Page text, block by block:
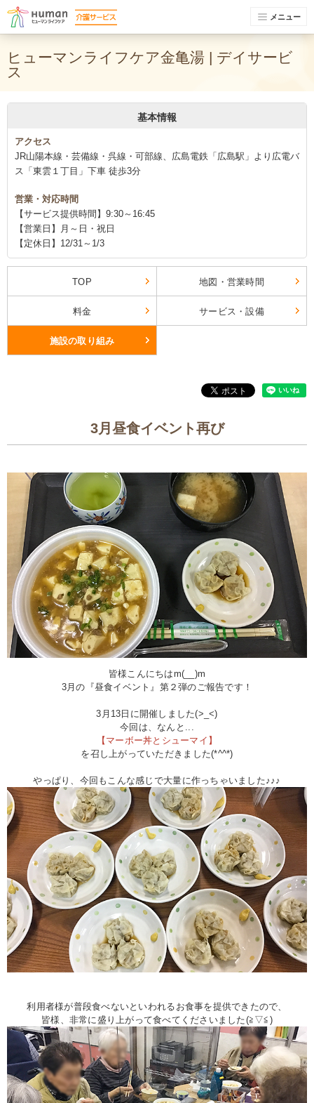
メニュー
ヒューマンライフケア金亀湯 | デイサービ
ス
基本情報
アクセス
JR山陽本線・芸備線・呉線・可部線、広島電鉄「広島駅」より広電バ
ス「東雲１丁目」下車 徒歩3分
営業・対応時間
【サービス提供時間】9:30～16:45
【営業日】月～日・祝日
【定休日】12/31～1/3
TOP 地図・営業時間
料金 サービス・設備
施設の取り組み
3月昼食イベント再び
皆様こんにちはm(__)m
3月の『昼食イベント』第２弾のご報告です！
3月13日に開催しました(>_<)
今回は、なんと...
【マーボー丼とシューマイ】
を召し上がっていただきました(*^^*)
やっぱり、今回もこんな感じで大量に作っちゃいました♪♪♪
利用者様が普段食べないといわれるお食事を提供できたので、
皆様、非常に盛り上がって食べてくださいました(≧▽≦)